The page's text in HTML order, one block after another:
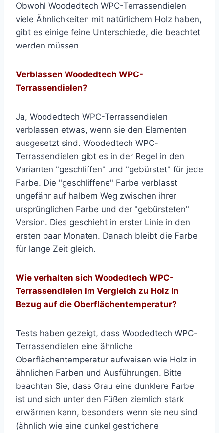
Obwohl Woodedtech WPC-Terrassendielen
viele Ähnlichkeiten mit natürlichem Holz haben,
gibt es einige feine Unterschiede, die beachtet
werden müssen.
Verblassen Woodedtech WPC-
Terrassendielen?
Ja, Woodedtech WPC-Terrassendielen
verblassen etwas, wenn sie den Elementen
ausgesetzt sind. Woodedtech WPC-
Terrassendielen gibt es in der Regel in den
Varianten "geschliffen" und "gebürstet" für jede
Farbe. Die "geschliffene" Farbe verblasst
ungefähr auf halbem Weg zwischen ihrer
ursprünglichen Farbe und der "gebürsteten"
Version. Dies geschieht in erster Linie in den
ersten paar Monaten. Danach bleibt die Farbe
für lange Zeit gleich.
Wie verhalten sich Woodedtech WPC-
Terrassendielen im Vergleich zu Holz in
Bezug auf die Oberflächentemperatur?
Tests haben gezeigt, dass Woodedtech WPC-
Terrassendielen eine ähnliche
Oberflächentemperatur aufweisen wie Holz in
ähnlichen Farben und Ausführungen. Bitte
beachten Sie, dass Grau eine dunklere Farbe
ist und sich unter den Füßen ziemlich stark
erwärmen kann, besonders wenn sie neu sind
(ähnlich wie eine dunkel gestrichene